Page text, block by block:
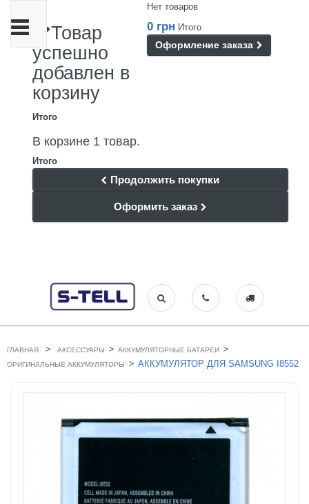
Нет товаров
0 грн Итого
Оформление заказа
Товар
успешно
добавлен в
корзину
Итого
В корзине 1 товар.
Итого
Продолжить покупки
Оформить заказ
Переключить
навигации
ГЛАВНАЯ > АКСЕССУАРЫ > АККУМУЛЯТОРНЫЕ БАТАРЕИ >
ОРИГИНАЛЬНЫЕ АККУМУЛЯТОРЫ > АККУМУЛЯТОР ДЛЯ SAMSUNG I8552